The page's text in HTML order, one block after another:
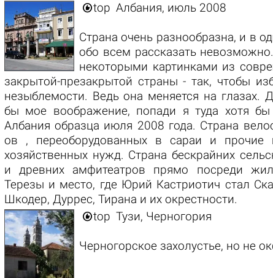
top Албания, июль 2008
Cтрана очень разнообразна, и в
обо всем рассказать
некоторыми картинками из
закрытой-презакрытой страны - так, чтобы
незыблемости. Ведь она меняется на глазах.
бы мое воображение, попади я туда хотя
Албания образца июля 2008 года. Страна
ов , переоборудованных в сараи и прочие
хозяйственных нужд. Страна бескрайних
и древних амфитеатров прямо посреди
Терезы и место, где Юрий Кастриотич стал
Шкодер, Дуррес, Тирана и их окрестности.
top Тузи, Черногория
Черногорское захолустье, но не